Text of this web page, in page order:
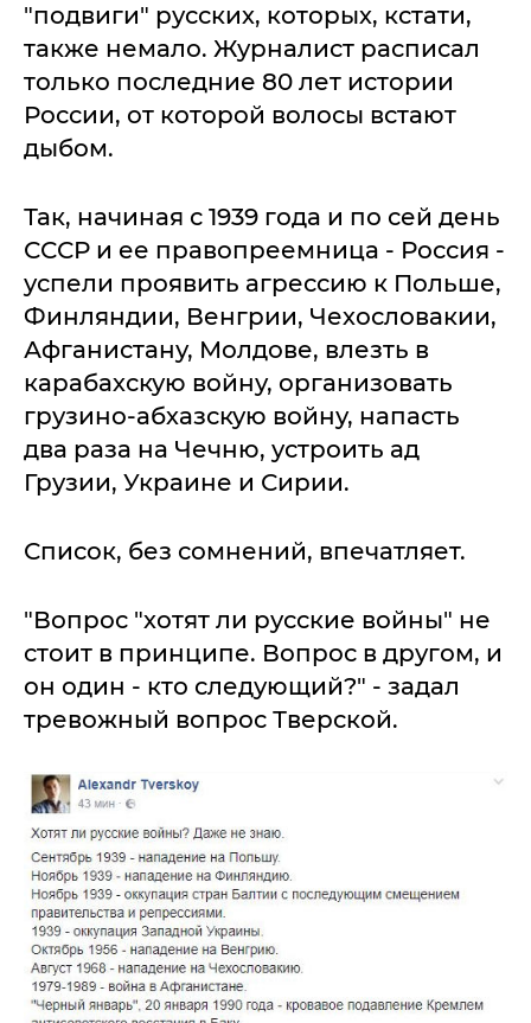
"подвиги" русских, которых, кстати,
также немало. Журналист расписал
только последние 80 лет истории
России, от которой волосы встают
дыбом.
Так, начиная с 1939 года и по сей день
СССР и ее правопреемница - Россия -
успели проявить агрессию к Польше,
Финляндии, Венгрии, Чехословакии,
Афганистану, Молдове, влезть в
карабахскую войну, организовать
грузино-абхазскую войну, напасть
два раза на Чечню, устроить ад
Грузии, Украине и Сирии.
Список, без сомнений, впечатляет.
"Вопрос "хотят ли русские войны" не
стоит в принципе. Вопрос в другом, и
он один - кто следующий?" - задал
тревожный вопрос Тверской.